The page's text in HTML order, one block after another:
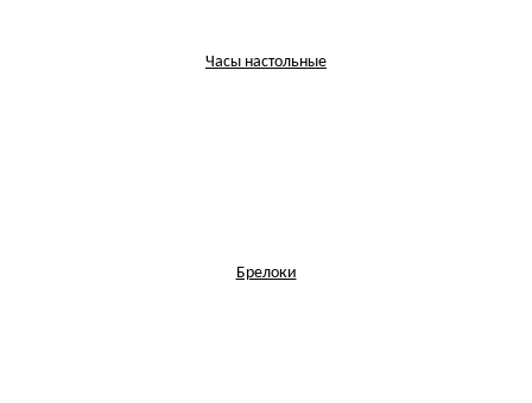
Часы настольные
Брелоки